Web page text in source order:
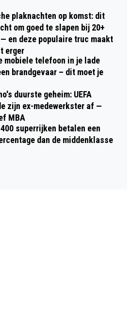
plaknachten op komst: dit
om goed te slapen bij 20+
en deze populaire truc maakt
erger
mobiele telefoon in je lade
brandgevaar – dit moet je
duurste geheim: UEFA
zijn ex-medewerkster af —
MBA
superrijken betalen een
dan de middenklasse